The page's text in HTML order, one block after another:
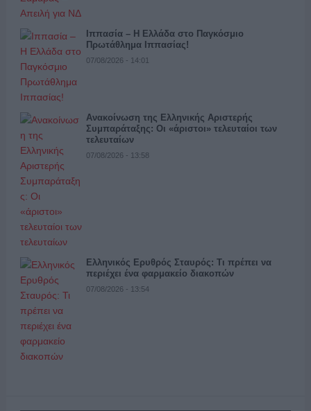
Ιππασία – Η Ελλάδα στο Παγκόσμιο
Πρωτάθλημα Ιππασίας!
07/08/2026 - 14:01
Ανακοίνωση της Ελληνικής Αριστερής
Συμπαράταξης: Οι «άριστοι» τελευταίοι των
τελευταίων
07/08/2026 - 13:58
Ελληνικός Ερυθρός Σταυρός: Τι πρέπει να
περιέχει ένα φαρμακείο διακοπών
07/08/2026 - 13:54